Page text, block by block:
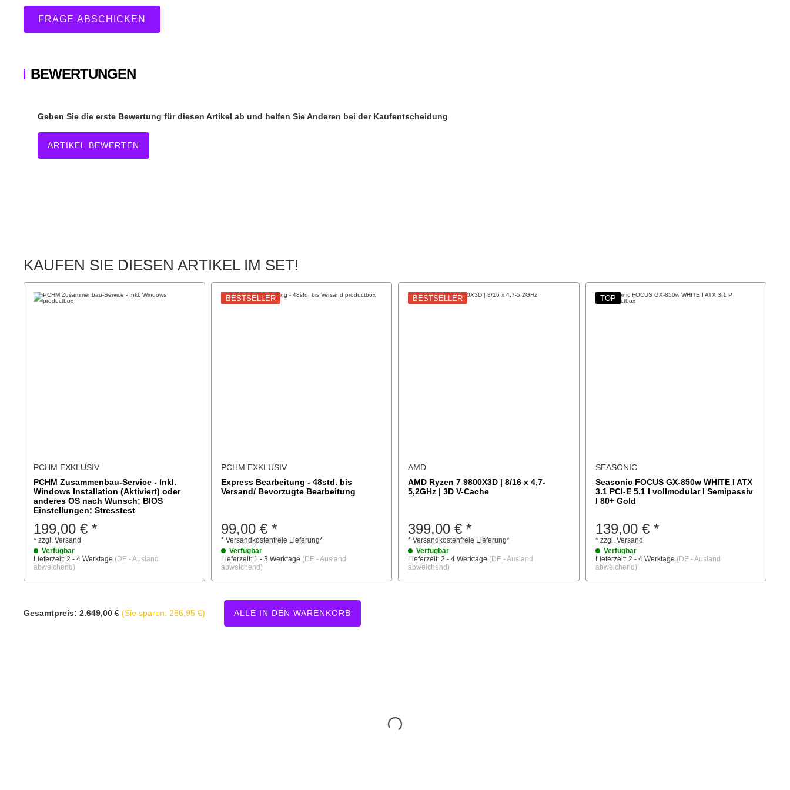
FRAGE ABSCHICKEN
BEWERTUNGEN
Geben Sie die erste Bewertung für diesen Artikel ab und helfen Sie Anderen bei der Kaufentscheidung
ARTIKEL BEWERTEN
KAUFEN SIE DIESEN ARTIKEL IM SET!
PCHM EXKLUSIV
PCHM Zusammenbau-Service - Inkl.
Windows Installation (Aktiviert) oder
anderes OS nach Wunsch; BIOS
Einstellungen; Stresstest
199,00 € *
* zzgl. Versand
Verfügbar
Lieferzeit: 2 - 4 Werktage (DE - Ausland
abweichend)
BESTSELLER
PCHM EXKLUSIV
Express Bearbeitung - 48std. bis
Versand/ Bevorzugte Bearbeitung
99,00 € *
* Versandkostenfreie Lieferung*
Verfügbar
Lieferzeit: 1 - 3 Werktage (DE - Ausland
abweichend)
BESTSELLER
AMD
AMD Ryzen 7 9800X3D | 8/16 x 4,7-
5,2GHz | 3D V-Cache
399,00 € *
* Versandkostenfreie Lieferung*
Verfügbar
Lieferzeit: 2 - 4 Werktage (DE - Ausland
abweichend)
TOP
SEASONIC
Seasonic FOCUS GX-850w WHITE I ATX
3.1 PCI-E 5.1 I vollmodular I Semipassiv
I 80+ Gold
139,00 € *
*zzgl. Versand
Verfügbar
Lieferzeit: 2 - 4 Werktage (DE - Ausland
abweichend)
Gesamtpreis: 2.649,00 € (Sie sparen: 286,95 €) ALLE IN DEN WARENKORB